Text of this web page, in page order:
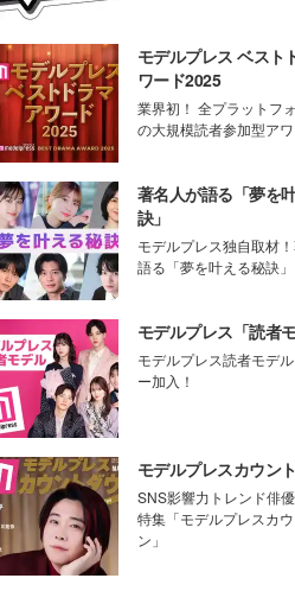
モデルプレス ベスト
ワード2025
業界初！ 全プラットフ
の大規模読者参加型ア
著名人が語る「夢を
訣」
モデルプレス独自取材
語る「夢を叶える秘訣」
モデルプレス「読者
モデルプレス読者モデ
ー加入！
モデルプレスカウン
SNS影響力トレンド俳
特集「モデルプレスカ
ン」